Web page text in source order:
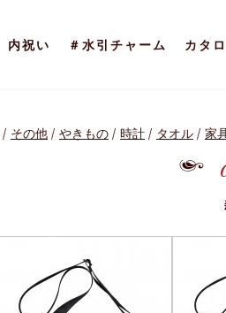
内祝い ＃水引チャーム カタ
その他 やきもの 時計 タオル 家